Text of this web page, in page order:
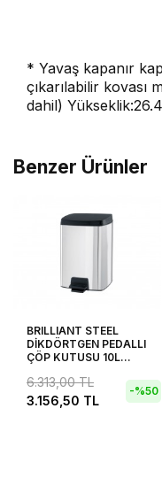
* Yavaş kapanır
çıkarılabilir kovası
dahil)
Benzer Ürünler
BRILLIANT STEEL
DİKDÖRTGEN PEDALLI
ÇÖP KUTUSU 10L
6.313,00TL
3.156,50 TL
-%50